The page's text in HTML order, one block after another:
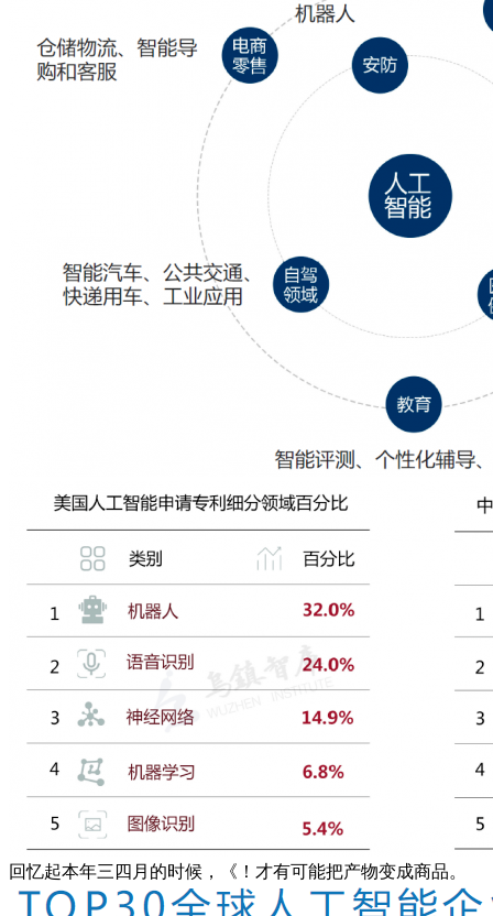
回忆起本年三四月的时候，《！才有可能把产物变成商品。